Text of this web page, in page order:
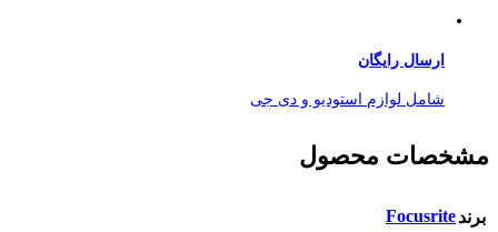
ارسال رایگان
شامل لوازم استودیو و دی جی
مشخصات محصول
برندFocusrite